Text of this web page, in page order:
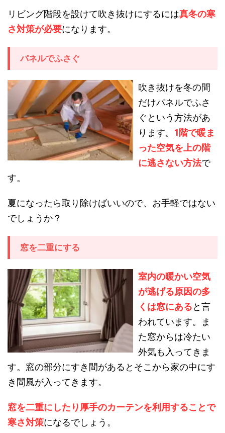
リビング階段を設けて吹き抜けにするには真冬の寒
さ対策が必要になります。
パネルでふさぐ
吹き抜けを冬の間
だけパネルでふさ
ぐという方法があ
ります。 1階で暖ま
った空気を上の階
に逃さない方法で
す。
夏になったら取り除けばいいので、お手軽ではない
でしょうか？
窓を二重にする
室内の暖かい空気
が逃げる原因の多
くは窓にあると言
われています。ま
た窓からは冷たい
外気も入ってきま
す。窓の部分にすき間があるとそこから家の中にす
き間風が入ってきます。
窓を二重にしたり厚手のカーテンを利用することで
寒さ対策になるでしょう。